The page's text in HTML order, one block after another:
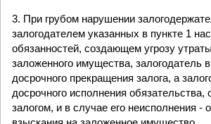
3. При грубом нарушении
залогодателем указанных в пункте 1
обязанностей, создающем угрозу
заложенного имущества, залогодатель
досрочного прекращения залога, а
досрочного исполнения обязательства,
залогом, и в случае его неисполнения -